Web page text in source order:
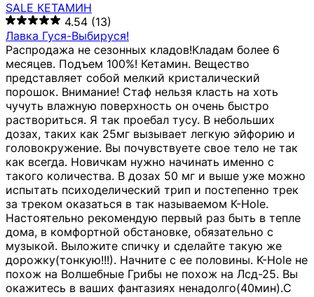
SALE КЕТАМИН
4.54 (13)
Лавка Гуся-Выбируся!
Распродажа не сезонных кладов!Кладам более 6
месяцев. Подъем 100%! Кетамин. Вещество
представляет собой мелкий кристалический
порошок. Внимание! Стаф нельзя класть на хоть
чучуть влажную поверхность он очень быстро
раствориться. Я так проебал тусу. В небольших
дозах, таких как 25мг вызывает легкую эйфорию и
головокружение. Вы почувствуете свое тело не так
как всегда. Новичкам нужно начинать именно с
такого количества. В дозах 50 мг и выше уже можно
испытать психоделический трип и постепенно трек
за треком оказаться в так называемом К-Hole.
Настоятельно рекомендую первый раз быть в тепле
дома, в комфортной обстановке, обязательно с
музыкой. Выложите спичку и сделайте такую же
дорожку(тонкую!!!). Начните с ее половины. K-Hole не
похож на Волшебные Грибы не похож на Лсд-25. Вы
окажитесь в ваших фантазиях ненадолго(40мин).С